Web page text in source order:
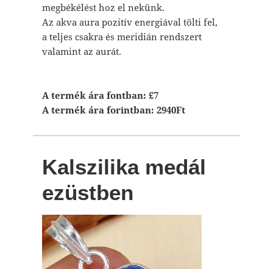
megbékélést hoz el nekünk.
Az akva aura pozitív energiával tölti fel,
a teljes csakra és meridián rendszert
valamint az aurát.
A termék ára fontban: £7
A termék ára forintban: 2940Ft
Kalszilika medál
ezüstben